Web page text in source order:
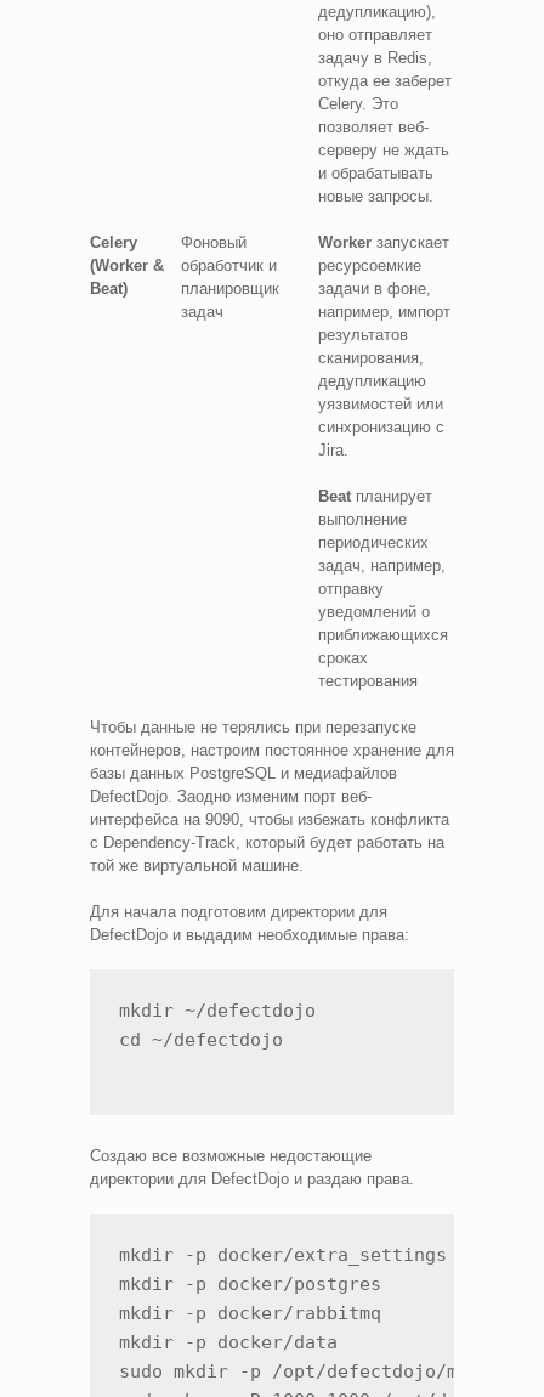
дедупликацию),
оно отправляет
задачу в Redis,
откуда ее заберет
Celery. Это
позволяет веб-
серверу не ждать
и обрабатывать
новые запросы.
Celery
(Worker &
Beat)
Фоновый
обработчик и
планировщик
задач
Worker запускает
ресурсоемкие
задачи в фоне,
например, импорт
результатов
сканирования,
дедупликацию
уязвимостей или
синхронизацию с
Jira.
Beat планирует
выполнение
периодических
задач, например,
отправку
уведомлений о
приближающихся
сроках
тестирования
Чтобы данные не терялись при перезапуске
контейнеров, настроим постоянное хранение для
базы данных PostgreSQL и медиафайлов
DefectDojo. Заодно изменим порт веб-
интерфейса на 9090, чтобы избежать конфликта
с Dependency-Track, который будет работать на
той же виртуальной машине.
Для начала подготовим директории для
DefectDojo и выдадим необходимые права:
mkdir ~/defectdojo
cd ~/defectdojo
Создаю все возможные недостающие
директории для DefectDojo и раздаю права.
mkdir -p docker/extra_settings
mkdir -p docker/postgres
mkdir -p docker/rabbitmq
mkdir -p docker/data
sudo mkdir -p /opt/defectdojo/media